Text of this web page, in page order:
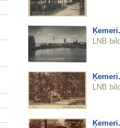
LNB
LNB